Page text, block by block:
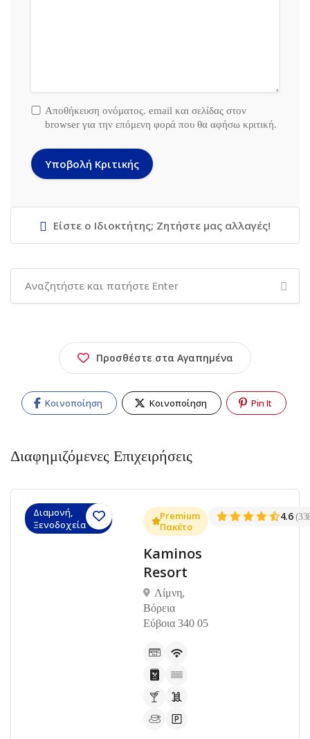
Αποθήκευση ονόματος. email και σελίδας στον
browser για την επόμενη φορά που θα αφήσω κριτική.
Είστε ο Ιδιοκτήτης; Ζητήστε μας αλλαγές!
Προσθέστε στα Αγαπημένα
Κοινοποίηση Κοινοποίηση Pin It
Διαφημιζόμενες Επιχειρήσεις
Διαμονή,
Ξενοδοχεία
Premium
Πακέτο
Kaminos
Resort
Λίμνη,
Βόρεια
Εύβοια 340 05
4.6